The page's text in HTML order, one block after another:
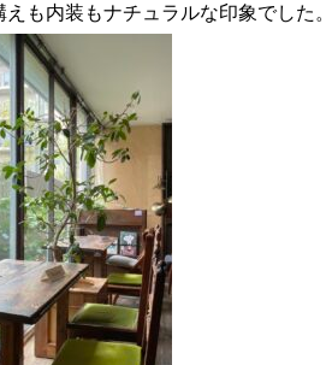
えも内装もナチュラルな印象でした。